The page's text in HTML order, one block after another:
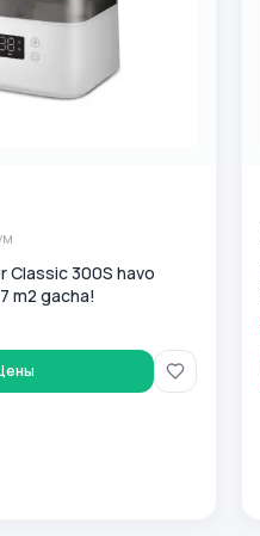
Classic 300S havo
m2 gacha!